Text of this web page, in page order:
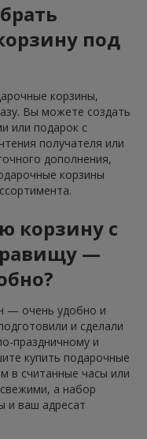
под
корзины,
Вы можете создать
или подарок с
получателя или
дополнения,
корзины
корзину с
—
— очень удобно и
и сделали
праздничному и
купить подарочные
в считанные часы или
а набор
и ваш адресат